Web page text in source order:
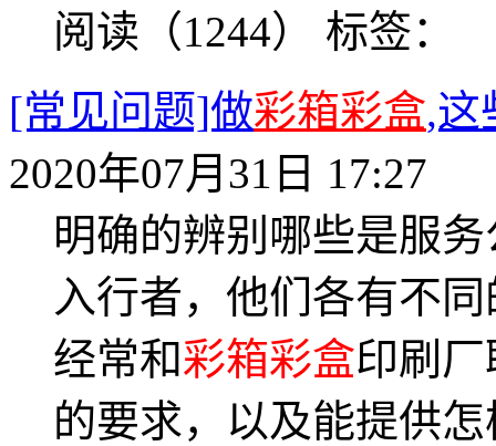
阅读（1244） 标签：
[常见问题]做彩箱彩盒,这
2020年07月31日 17:27
明确的辨别哪些是服
入行者，他们各有不
经常和彩箱彩盒印刷
的要求，以及能提供